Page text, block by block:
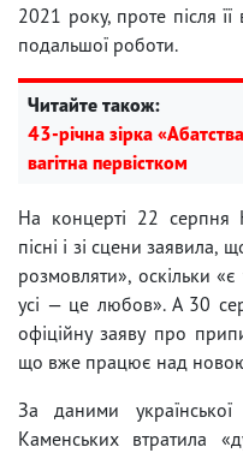
2021 року, проте після
подальшої роботи.
Читайте також:
43-річна зірка
вагітна первістком
На концерті 22 серпня
пісні і зі сцени
розмовляти», оскільки
усі — це любов». А 30
офіційну заяву про
що вже працює над
За даними української
Каменських втратила